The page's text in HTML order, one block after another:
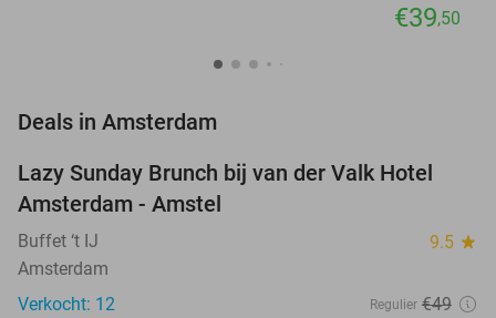
€39,50
Deals in Amsterdam
19%
NEW
TODAY
Lazy Sunday Brunch bij van der Valk Hotel
Amsterdam - Amstel
Buffet ‘t IJ 9.5 star
Amsterdam
Verkocht: 12
Regulier €49